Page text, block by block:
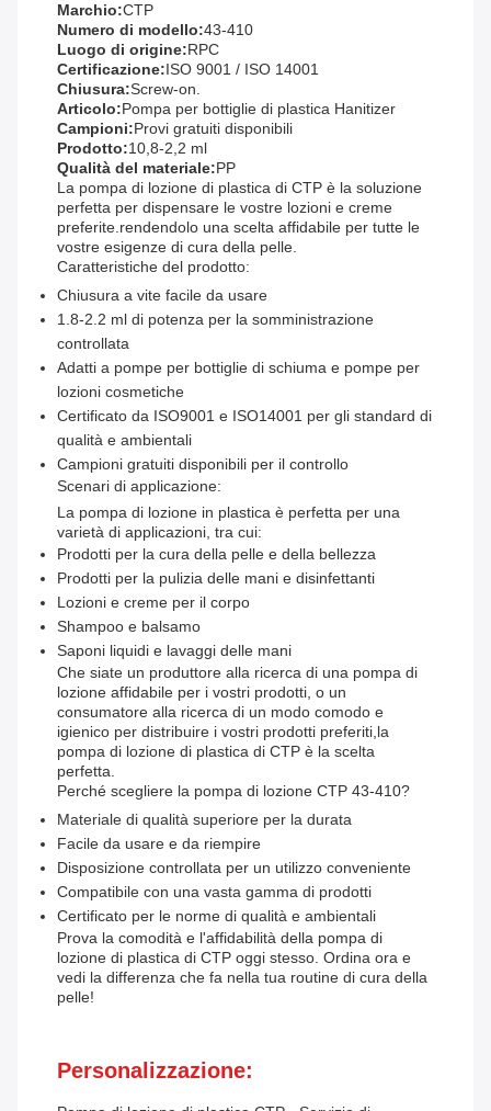
Marchio:CTP
Numero di modello:43-410
Luogo di origine:RPC
Certificazione:ISO 9001 / ISO 14001
Chiusura:Screw-on.
Articolo:Pompa per bottiglie di plastica Hanitizer
Campioni:Provi gratuiti disponibili
Prodotto:10,8-2,2 ml
Qualità del materiale:PP
La pompa di lozione di plastica di CTP è la soluzione
perfetta per dispensare le vostre lozioni e creme
preferite.rendendolo una scelta affidabile per tutte le
vostre esigenze di cura della pelle.
Caratteristiche del prodotto:
Chiusura a vite facile da usare
1.8-2.2 ml di potenza per la somministrazione
controllata
Adatti a pompe per bottiglie di schiuma e pompe per
lozioni cosmetiche
Certificato da ISO9001 e ISO14001 per gli standard di
qualità e ambientali
Campioni gratuiti disponibili per il controllo
Scenari di applicazione:
La pompa di lozione in plastica è perfetta per una
varietà di applicazioni, tra cui:
Prodotti per la cura della pelle e della bellezza
Prodotti per la pulizia delle mani e disinfettanti
Lozioni e creme per il corpo
Shampoo e balsamo
Saponi liquidi e lavaggi delle mani
Che siate un produttore alla ricerca di una pompa di
lozione affidabile per i vostri prodotti, o un
consumatore alla ricerca di un modo comodo e
igienico per distribuire i vostri prodotti preferiti,la
pompa di lozione di plastica di CTP è la scelta
perfetta.
Perché scegliere la pompa di lozione CTP 43-410?
Materiale di qualità superiore per la durata
Facile da usare e da riempire
Disposizione controllata per un utilizzo conveniente
Compatibile con una vasta gamma di prodotti
Certificato per le norme di qualità e ambientali
Prova la comodità e l'affidabilità della pompa di
lozione di plastica di CTP oggi stesso. Ordina ora e
vedi la differenza che fa nella tua routine di cura della
pelle!
Personalizzazione: